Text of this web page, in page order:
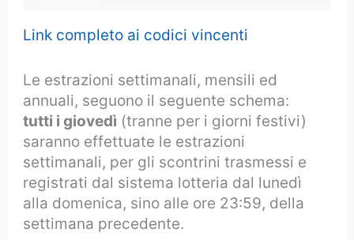
Link completo ai codici vincenti
Le estrazioni settimanali, mensili ed
annuali, seguono il seguente schema:
tutti i giovedì (tranne per i giorni festivi)
saranno effettuate le estrazioni
settimanali, per gli scontrini trasmessi e
registrati dal sistema lotteria dal lunedì
alla domenica, sino alle ore 23:59, della
settimana precedente.